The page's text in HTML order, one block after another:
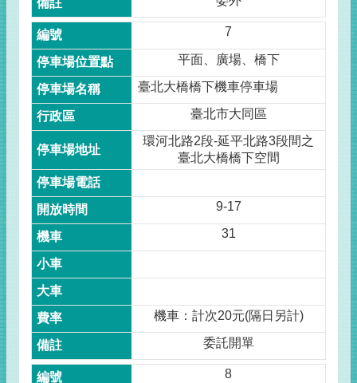
7
平面、廣場、橋下
臺北大橋橋下機車停車場
臺北市大同區
環河北路2段-延平北路3段間之
臺北大橋橋下空間
9-17
31
機車：計次20元(隔日另計)
委託開單
8